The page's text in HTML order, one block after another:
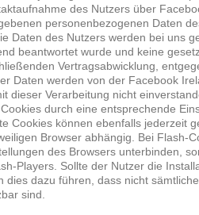
des Nutzers über
personenbezogenen Daten
Daten des Nutzers werden bei uns
beantwortet wurde und keine
Vertragsabwicklung,
Daten werden von der Facebook
dieser Verarbeitung nicht
durch eine entsprechende
Cookies können ebenfalls jederzeit
Browser abhängig. Bei Flash-
des Browsers unterbinden,
Players. Sollte der Nutzer die
dies dazu führen, dass nicht
sind.